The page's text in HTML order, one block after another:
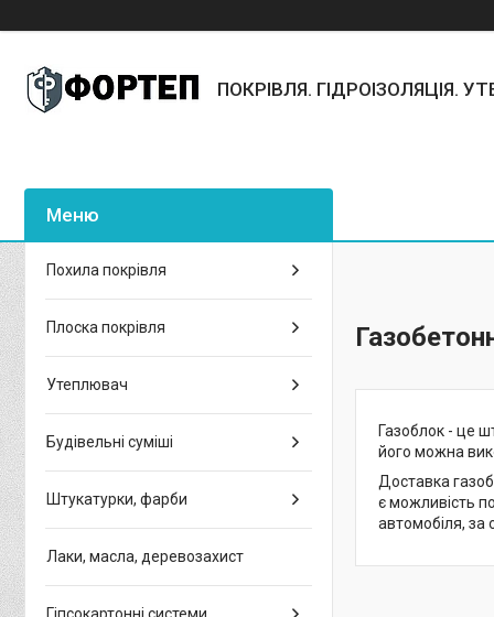
ПОКРІВЛЯ. ГІДРОІЗОЛЯЦІЯ.
Газоблок - це
його можна
Доставка
є можливість
автомобіля, за
Похила покрівля
Плоска покрівля
Утеплювач
Будівельні суміші
Штукатурки, фарби
Лаки, масла, деревозахист